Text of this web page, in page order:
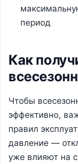
период
Как
Чтобы
эффективно,
правил
давление —
уже влияют на